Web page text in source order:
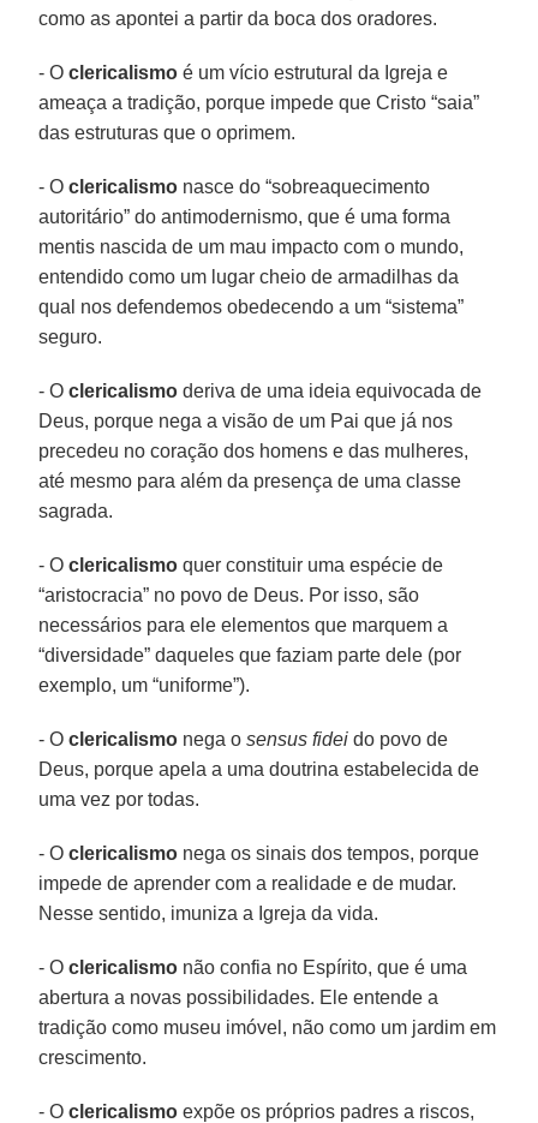
como as apontei a partir da boca dos oradores.
- Oclericalismo é um vício estrutural da Igreja e
ameaça a tradição, porque impede que Cristo “saia”
das estruturas que o oprimem.
- Oclericalismo nasce do “sobreaquecimento
autoritário” do antimodernismo, que é uma forma
mentis nascida de um mau impacto com o mundo,
entendido como um lugar cheio de armadilhas da
qual nos defendemos obedecendo a um “sistema”
seguro.
- Oclericalismo deriva de uma ideia equivocada de
Deus, porque nega a visão de um Pai que já nos
precedeu no coração dos homens e das mulheres,
até mesmo para além da presença de uma classe
sagrada.
- Oclericalismo quer constituir uma espécie de
“aristocracia” no povo de Deus. Por isso, são
necessários para ele elementos que marquem a
“diversidade” daqueles que faziam parte dele (por
exemplo, um “uniforme”).
- Oclericalismo nega osensus fidei do povo de
Deus, porque apela a uma doutrina estabelecida de
uma vez por todas.
- Oclericalismo nega os sinais dos tempos, porque
impede de aprender com a realidade e de mudar.
Nesse sentido, imuniza a Igreja da vida.
- Oclericalismo não confia no Espírito, que é uma
abertura a novas possibilidades. Ele entende a
tradição como museu imóvel, não como um jardim em
crescimento.
- Oclericalismo expõe os próprios padres a riscos,